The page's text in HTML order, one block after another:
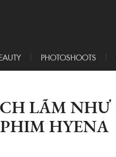
PHOTOSHOOTS
LÃM NHƯ
HYENA